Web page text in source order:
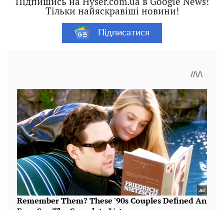
Тільки найяскравіші новини!
Підписатися